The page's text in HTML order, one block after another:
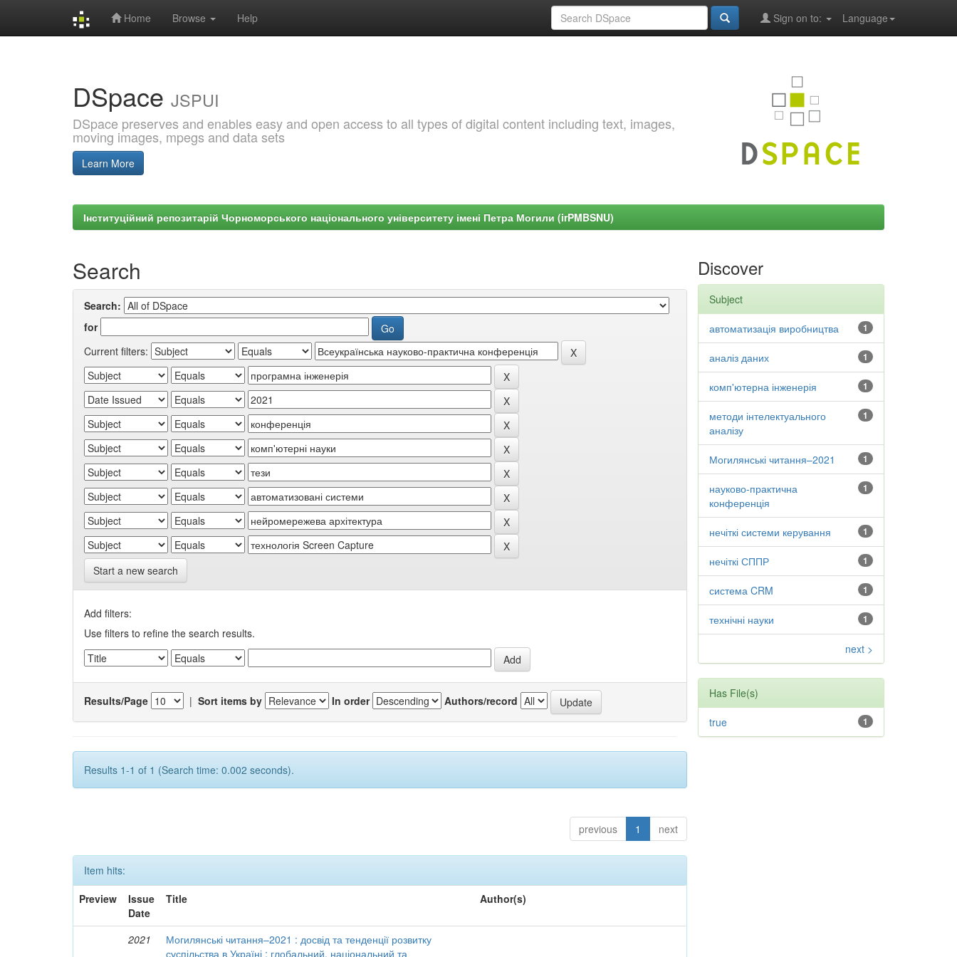
Home Browse Help Language
Sign on to:
DSpace JSPUI
DSpace preserves and enables easy and open access to all types of digital content including text, images,
moving images, mpegs and data sets
Learn More
Інституційний репозитарій Чорноморського національного університету імені Петра Могили (irPMBSNU)
Search
Search:
for
Current filters:
Start a new search
Add filters:
Use filters to refine the search results.
Results/Page | Sort items by In order Authors/record
Results 1-1 of 1 (Search time: 0.002 seconds).
previous 1 next
Item hits:
Preview
Issue
Date
Title Author(s)
2021
Могилянські читання–2021 : досвід та тенденції розвитку
суспільства в Україні : глобальний, національний та
Discover
Subject
1
автоматизація виробництва
1
аналіз даних
1
комп'ютерна інженерія
1
методи інтелектуального
аналізу
1
Могилянські читання–2021
1
науково-практична
конференція
1
нечіткі системи керування
1
нечіткі СППР
1
система CRM
1
технічні науки
next >
Has File(s)
1
true